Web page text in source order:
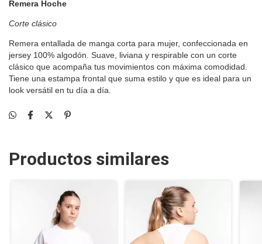
Remera Hoche
Corte clásico
Remera entallada de manga corta para mujer, confeccionada en
jersey 100% algodón. Suave, liviana y respirable con un corte
clásico que acompaña tus movimientos con máxima comodidad.
Tiene una estampa frontal que suma estilo y que es ideal para un
look versátil en tu día a día.
Productos similares